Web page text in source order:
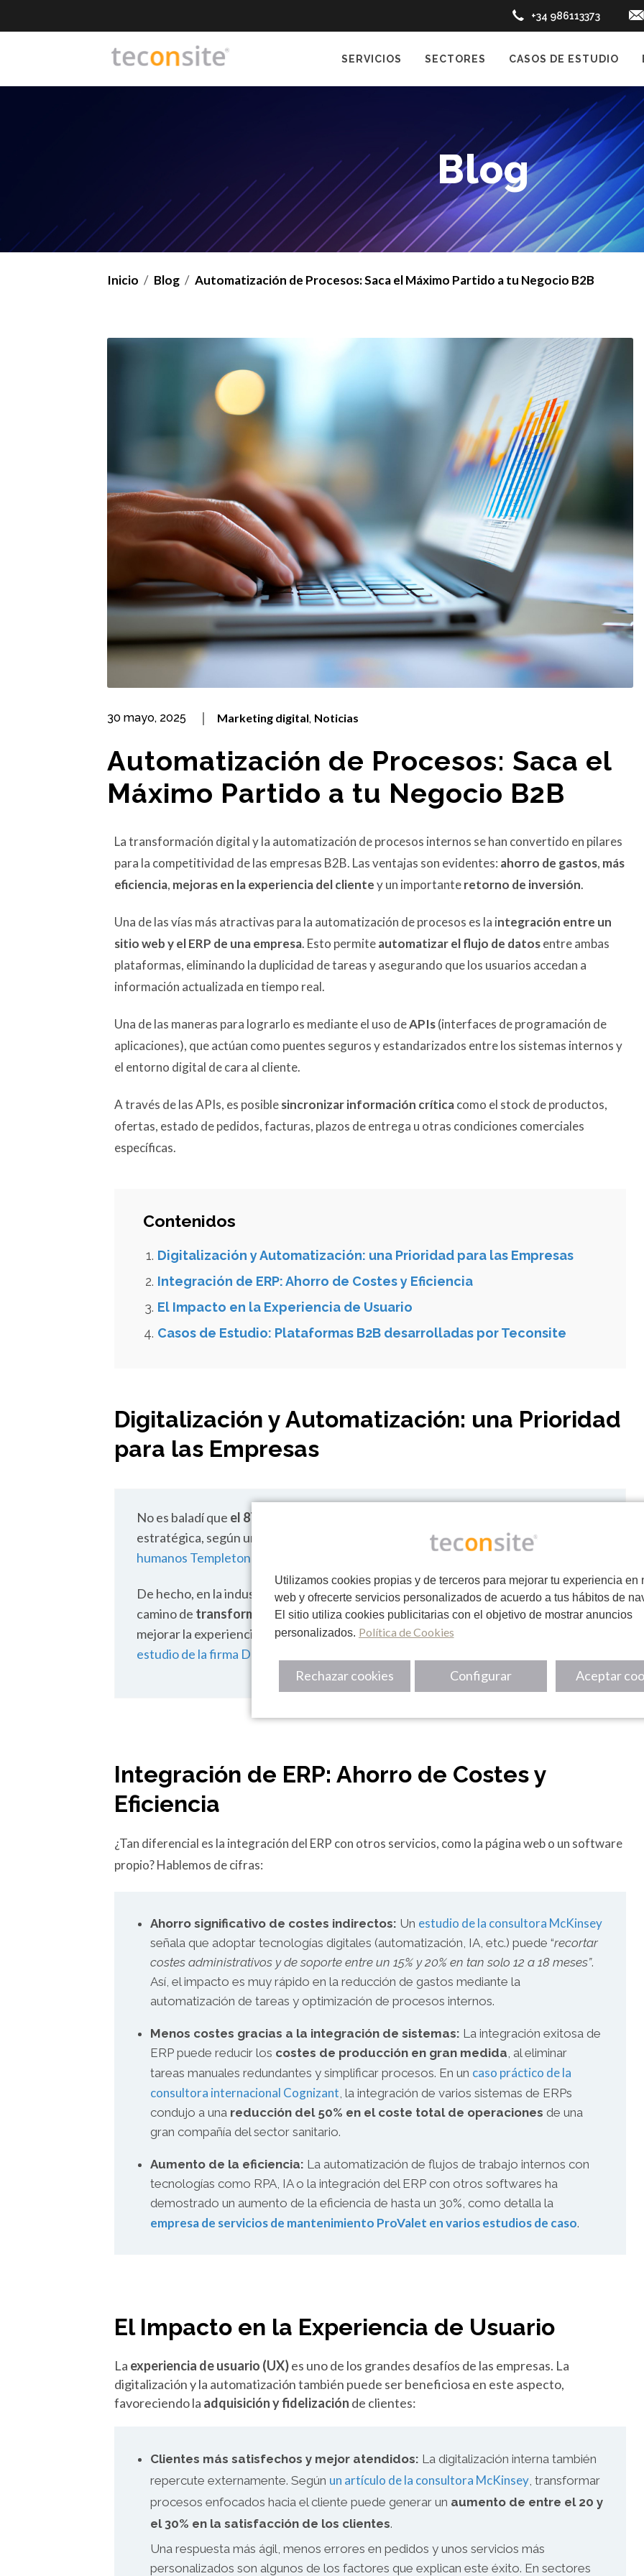
Utilizamos cookies propias y de terceros para mejorar tu experiencia en
web y ofrecerte servicios personalizados de acuerdo a tus hábitos de
El sitio utiliza cookies publicitarias con el objetivo de mostrar anuncios
personalizados. Política de Cookies
Aceptar
Rechazar cookies Configurar
+34 986113373
SERVICIOS SECTORES CASOS DE ESTUDIO
Blog
Inicio Blog Automatización de Procesos: Saca el Máximo Partido a tu Negocio B2B
30 mayo, 2025 Marketing digital, Noticias
Automatización de Procesos: Saca el
Máximo Partido a tu Negocio B2B
La transformación digital y la automatización de procesos internos se han convertido en pilares
para la competitividad de las empresas B2B. Las ventajas son evidentes: ahorro de gastos, más
eficiencia, mejoras en la experiencia del clientey un importanteretorno de inversión.
Una de las vías más atractivas para la automatización de procesos es la integración entre un
sitio web y el ERP de una empresa. Esto permiteautomatizar el flujo de datosentre ambas
plataformas, eliminando la duplicidad de tareas y asegurando que los usuarios accedan a
información actualizada en tiempo real.
Una de las maneras para lograrlo es mediante el uso deAPIs(interfaces de programación de
aplicaciones), que actúan como puentes seguros y estandarizados entre los sistemas internos y
el entorno digital de cara al cliente.
A través de las APIs, es posiblesincronizar información críticacomo el stock de productos,
ofertas, estado de pedidos, facturas, plazos de entrega u otras condiciones comerciales
específicas.
Contenidos
Digitalización y Automatización: una Prioridad para las Empresas
Integración de ERP: Ahorro de Costes y Eficiencia
El Impacto en la Experiencia de Usuario
Casos de Estudio: Plataformas B2B desarrolladas por Teconsite
Digitalización y Automatización: una Prioridad
para las Empresas
No es baladí que el 87% de los directivos
estratégica, según un
reciente estudio de la consultora británica de recursos
humanos Templeton & Partners
De hecho, en la industria manufacturera98% de las empresasya han iniciado su
camino de transformación digital, motivadas por la necesidad de optimizar costes,
mejorar la experiencia del cliente y la eficiencia de sus procesos, como recoge un
estudio de la firma Deloitte de 2024
Integración de ERP: Ahorro de Costes y
Eficiencia
¿Tan diferencial es la integración del ERP con otros servicios, como la página web o un software
propio? Hablemos de cifras:
Ahorro significativo de costes indirectos: Un estudio de la consultora McKinsey
señala que adoptar tecnologías digitales (automatización, IA, etc.) puede “recortar
costes administrativos y de soporte entre un 15% y 20% en tan solo 12 a 18 meses”.
Así, el impacto es muy rápido en la reducción de gastos mediante la
automatización de tareas y optimización de procesos internos.
Menos costes gracias a la integración de sistemas: La integración exitosa de
ERP puede reducir los costes de producción en gran medida, al eliminar
tareas manuales redundantes y simplificar procesos. En un caso práctico de la
consultora internacional Cognizant, la integración de varios sistemas de ERPs
condujo a una reducción del 50% en el coste total de operaciones de una
gran compañía del sector sanitario.
Aumento de la eficiencia: La automatización de flujos de trabajo internos con
tecnologías como RPA, IA o la integración del ERP con otros softwares ha
demostrado un aumento de la eficiencia de hasta un 30%, como detalla la
empresa de servicios de mantenimiento ProValet en varios estudios de caso.
El Impacto en la Experiencia de Usuario
La experiencia de usuario (UX)es uno de los grandes desafíos de las empresas. La
digitalización y la automatización también puede ser beneficiosa en este aspecto,
favoreciendo la adquisición y fidelización de clientes:
Clientes más satisfechos y mejor atendidos: La digitalización interna también
repercute externamente. Según un artículo de la consultora McKinsey, transformar
procesos enfocados hacia el cliente puede generar un aumento de entre el 20 y
el 30% en la satisfacción de los clientes.
Una respuesta más ágil, menos errores en pedidos y unos servicios más
personalizados son algunos de los factores que explican este éxito. En sectores